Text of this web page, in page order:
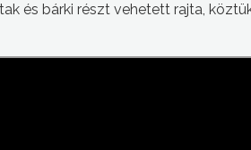
és bárki részt vehetett rajta,